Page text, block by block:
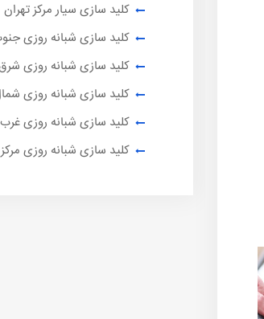
کلید سازی سیار مرکز تهران
کلید سازی شبانه روزی
کلید سازی شبانه روزی
کلید سازی شبانه روزی
کلید سازی شبانه روزی
کلید سازی شبانه روزی